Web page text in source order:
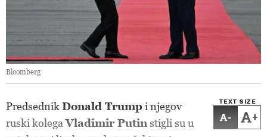
Bloomberg
TEXT SIZE
- +
PredsednikDonald Trumpi njegov
ruski kolegaVladimir Putinstigli su u